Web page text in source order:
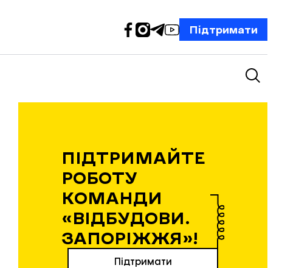
Підтримати
ПІДТРИМАЙТЕ
РОБОТУ
КОМАНДИ
«ВІДБУДОВИ.
ЗАПОРІЖЖЯ»!
Підтримати